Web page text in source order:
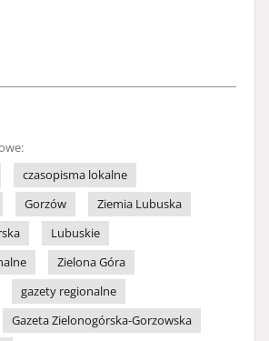
czasopisma lokalne
Gorzów
Ziemia Lubuska
Lubuskie
Zielona Góra
gazety regionalne
Gazeta Zielonogórska-Gorzowska